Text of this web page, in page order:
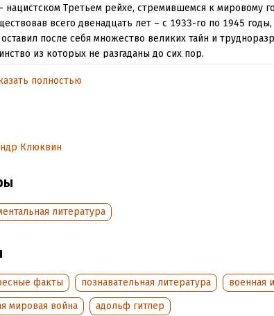
нацистском Третьем рейхе, стремившемся к мировому
всего двенадцать лет – с 1933-го по 1945
после себя множество великих тайн и
из которых не разгаданы до сих пор.
фюрер психически здоров
шары
Морриса
оружие
тайник
полностью
Клюквин
литература
факты познавательная литература
военная
мировая война
адольф гитлер